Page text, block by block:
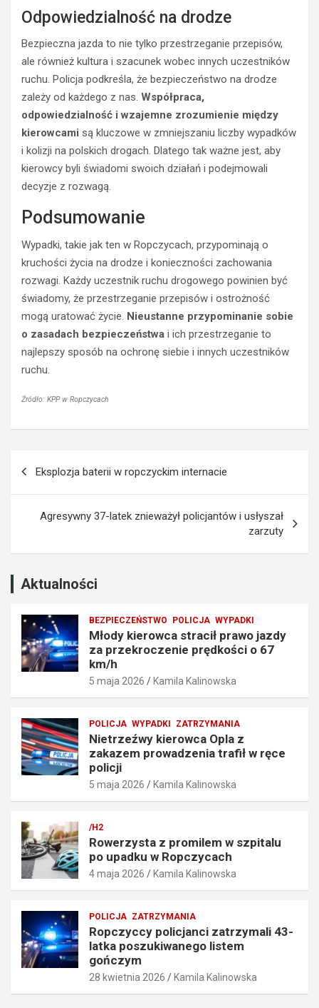
Odpowiedzialność na drodze
Bezpieczna jazda to nie tylko przestrzeganie przepisów,
ale również kultura i szacunek wobec innych uczestników
ruchu. Policja podkreśla, że bezpieczeństwo na drodze
zależy od każdego z nas. Współpraca,
odpowiedzialność i wzajemne zrozumienie między
kierowcami są kluczowe w zmniejszaniu liczby wypadków
i kolizji na polskich drogach. Dlatego tak ważne jest, aby
kierowcy byli świadomi swoich działań i podejmowali
decyzje z rozwagą.
Podsumowanie
Wypadki, takie jak ten w Ropczycach, przypominają o
kruchości życia na drodze i konieczności zachowania
rozwagi. Każdy uczestnik ruchu drogowego powinien być
świadomy, że przestrzeganie przepisów i ostrożność
mogą uratować życie. Nieustanne przypominanie sobie
o zasadach bezpieczeństwa i ich przestrzeganie to
najlepszy sposób na ochronę siebie i innych uczestników
ruchu.
Źródło: KPP w Ropczycach
wpisu
Eksplozja baterii w ropczyckim internacie
Agresywny 37-latek znieważył policjantów i usłyszał
zarzuty
Aktualności
BEZPIECZEŃSTWO POLICJA WYPADKI
Młody kierowca stracił prawo jazdy
za przekroczenie prędkości o 67
km/h
5 maja 2026 Kamila Kalinowska
POLICJA WYPADKI ZATRZYMANIA
Nietrzeźwy kierowca Opla z
zakazem prowadzenia trafił w ręce
policji
5 maja 2026 Kamila Kalinowska
/H2
Rowerzysta z promilem w szpitalu
po upadku w Ropczycach
4 maja 2026 Kamila Kalinowska
POLICJA ZATRZYMANIA
Ropczyccy policjanci zatrzymali 43-
latka poszukiwanego listem
gończym
28 kwietnia 2026 Kamila Kalinowska
M
o
d
k
e
o
w
c
a
a
c
p
a
w
o
a
d
a
p
k
o
z
n
e
r
ę
d
k
o
ś
i
o
6
7
k
m
h
maja
2026
Kalinowska
ZATRZYMANIA
N
z
e
ź
w
y
k
e
o
w
c
a
O
a
z
a
a
m
p
a
z
n
a
f
w
ę
e
p
o
c
maja
2026
Kalinowska